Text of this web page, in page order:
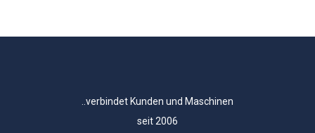
..verbindet Kunden und Maschinen
seit 2006